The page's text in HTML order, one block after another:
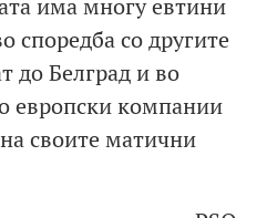
има многу евтини
споредба со другите
до Белград и во
европски компании
своите матични